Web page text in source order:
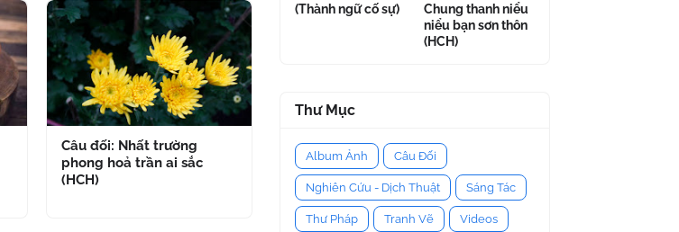
Câu đối: Nhất trường
phong hoả trần ai sắc
(HCH)
(Thành ngữ cố sự)
Chung thanh niểu
niểu bạn sơn thôn
(HCH)
Thư Mục
Album Ảnh Câu Đối
Nghiên Cứu - Dịch Thuật Sáng Tác
Thư Pháp Tranh Vẽ Videos